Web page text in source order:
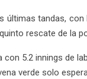
últimas tandas,
rescate de la
con 5.2 innings de
verde solo